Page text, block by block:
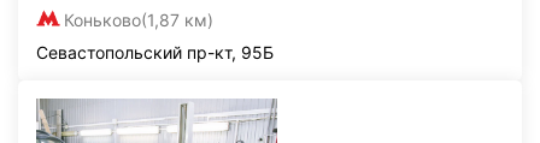
Коньково(1,87 км)
Севастопольский пр-кт, 95Б